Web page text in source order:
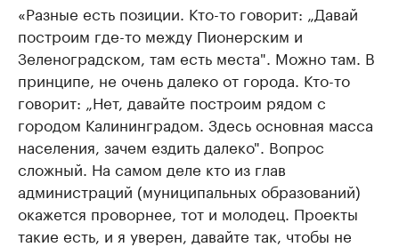
«Разные есть позиции. Кто-то говорит: „Давай
построим где-то между Пионерским и
Зеленоградском, там есть места". Можно там. В
принципе, не очень далеко от города. Кто-то
говорит: „Нет, давайте построим рядом с
городом Калининградом. Здесь основная масса
населения, зачем ездить далеко". Вопрос
сложный. На самом деле кто из глав
администраций (муниципальных образований)
окажется проворнее, тот и молодец. Проекты
такие есть, и я уверен, давайте так, чтобы не